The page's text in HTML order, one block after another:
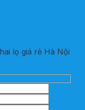
lọ giá rẻ Hà Nội